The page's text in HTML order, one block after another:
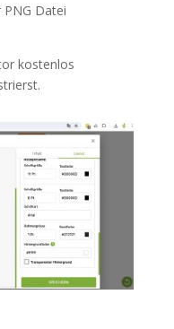
Datei
kostenlos